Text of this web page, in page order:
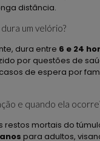
distância.
um velório?
dura entre 6 e 24
por questões de
de espera por
e quando ela
restos mortais do
para adultos,